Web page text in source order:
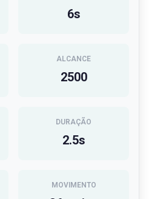
6s
ALCANCE
2500
DURAÇÃO
2.5s
MOVIMENTO